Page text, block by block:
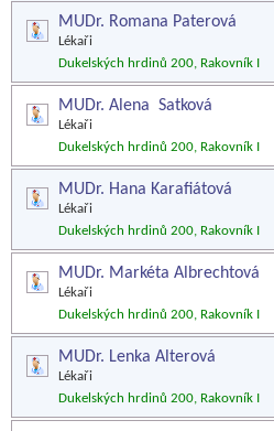
MUDr. Romana Paterová
Lékaři
Dukelských hrdinů 200, Rakovník I
MUDr. Alena Satková
Lékaři
Dukelských hrdinů 200, Rakovník I
MUDr. Hana Karafiátová
Lékaři
Dukelských hrdinů 200, Rakovník I
MUDr. Markéta Albrechtová
Lékaři
Dukelských hrdinů 200, Rakovník I
MUDr. Lenka Alterová
Lékaři
Dukelských hrdinů 200, Rakovník I